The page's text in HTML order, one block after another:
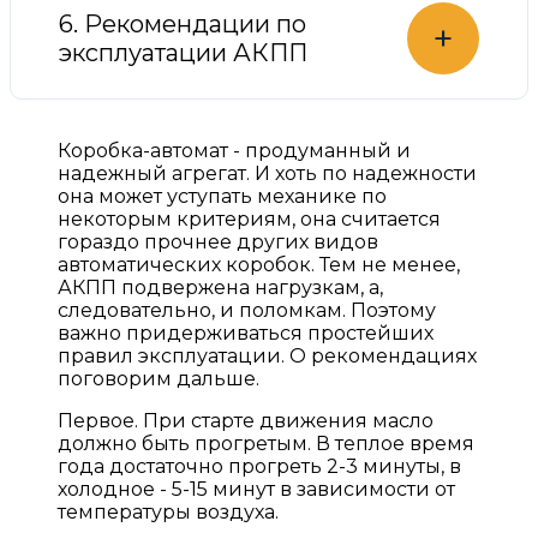
6. Рекомендации по
эксплуатации АКПП
+
Коробка-автомат - продуманный и
надежный агрегат. И хоть по надежности
она может уступать механике по
некоторым критериям, она считается
гораздо прочнее других видов
автоматических коробок. Тем не менее,
АКПП подвержена нагрузкам, а,
следовательно, и поломкам. Поэтому
важно придерживаться простейших
правил эксплуатации. О рекомендациях
поговорим дальше.
Первое. При старте движения масло
должно быть прогретым. В теплое время
года достаточно прогреть 2-3 минуты, в
холодное - 5-15 минут в зависимости от
температуры воздуха.